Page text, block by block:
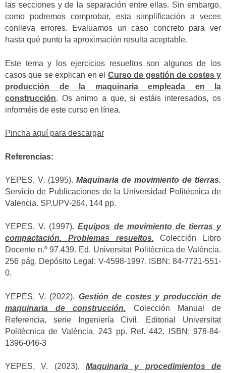
las secciones y de la separación entre ellas. Sin embargo,
como podremos comprobar, esta simplificación a veces
conlleva errores. Evaluamos un caso concreto para ver
hasta qué punto la aproximación resulta aceptable.
Este tema y los ejercicios resueltos son algunos de los
casos que se explican en el Curso de gestión de costes y
producción de la maquinaria empleada en la
construcción. Os animo a que, si estáis interesados, os
informéis de este curso en línea.
Pincha aquí para descargar
Referencias:
YEPES, V. (1995). Maquinaria de movimiento de tierras.
Servicio de Publicaciones de la Universidad Politécnica de
Valencia. SP.UPV-264. 144 pp.
YEPES, V. (1997).Equipos de movimiento de tierras y
compactación. Problemas resueltos. Colección Libro
Docente n.º 97.439. Ed. Universitat Politècnica de València.
256 pág. Depósito Legal: V-4598-1997. ISBN: 84-7721-551-
0.
YEPES, V. (2022). Gestión de costes y producción de
maquinaria de construcción. Colección Manual de
Referencia, serie Ingeniería Civil. Editorial Universitat
Politècnica de València, 243 pp. Ref. 442. ISBN: 978-84-
1396-046-3
YEPES, V. (2023). Maquinaria y procedimientos de